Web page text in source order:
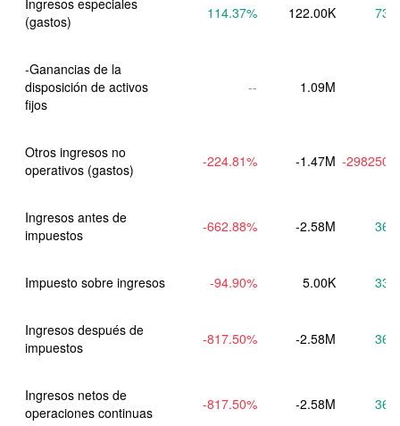
Ingresos especiales
(gastos)
114.37% 122.00K
-Ganancias de la
disposición de activos
fijos
-- 1.09M
Otros ingresos no
operativos (gastos)
-224.81% -1.47M -
Ingresos antes de
impuestos
-662.88% -2.58M
Impuesto sobre ingresos -94.90% 5.00K
Ingresos después de
impuestos
-817.50% -2.58M
Ingresos netos de
operaciones continuas
-817.50% -2.58M